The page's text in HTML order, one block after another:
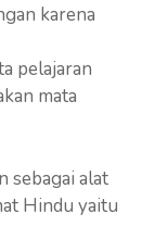
karena
pelajaran
mata
sebagai alat
Hindu yaitu